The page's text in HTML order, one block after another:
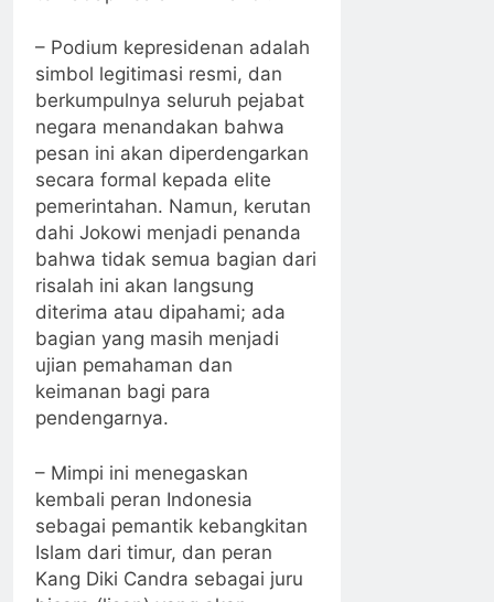
– Podium kepresidenan adalah
simbol legitimasi resmi, dan
berkumpulnya seluruh pejabat
negara menandakan bahwa
pesan ini akan diperdengarkan
secara formal kepada elite
pemerintahan. Namun, kerutan
dahi Jokowi menjadi penanda
bahwa tidak semua bagian dari
risalah ini akan langsung
diterima atau dipahami; ada
bagian yang masih menjadi
ujian pemahaman dan
keimanan bagi para
pendengarnya.
– Mimpi ini menegaskan
kembali peran Indonesia
sebagai pemantik kebangkitan
Islam dari timur, dan peran
Kang Diki Candra sebagai juru